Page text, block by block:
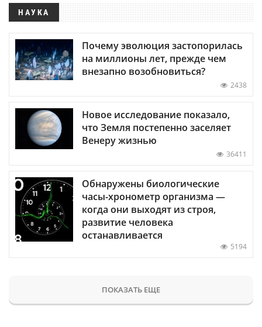
НАУКА
Почему эволюция застопорилась
на миллионы лет, прежде чем
внезапно возобновиться?
2438
Новое исследование показало,
что Земля постепенно заселяет
Венеру жизнью
36411
Обнаружены биологические
часы-хронометр организма —
когда они выходят из строя,
развитие человека
останавливается
5194
ПОКАЗАТЬ ЕЩЕ